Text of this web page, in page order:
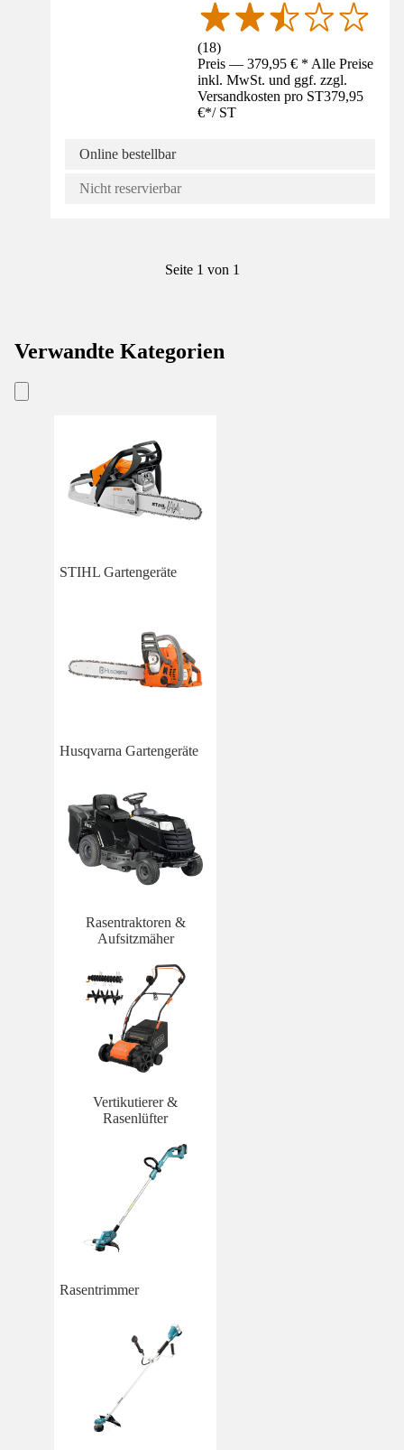
(18)
Preis — 379,95 € * Alle Preise
inkl. MwSt. und ggf. zzgl.
Versandkosten pro ST379,95
€*/ ST
Online bestellbar
Nicht reservierbar
Seite 1 von 1
Verwandte Kategorien
STIHL Gartengeräte
Husqvarna Gartengeräte
Rasentraktoren &
Aufsitzmäher
Vertikutierer &
Rasenlüfter
Rasentrimmer